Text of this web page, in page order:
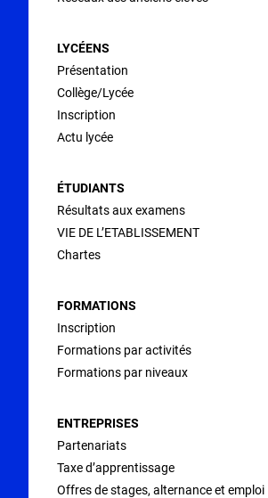
LYCÉENS
Présentation
Collège/Lycée
Inscription
Actu lycée
ÉTUDIANTS
Résultats aux examens
VIE DE L’ETABLISSEMENT
Chartes
FORMATIONS
Inscription
Formations par activités
Formations par niveaux
ENTREPRISES
Partenariats
Taxe d’apprentissage
Offres de stages, alternance et emploi